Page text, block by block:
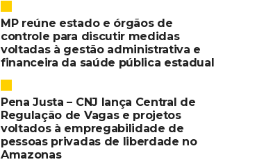
MP reúne estado e órgãos de
controle para discutir medidas
voltadas à gestão administrativa e
financeira da saúde pública estadual
Pena Justa – CNJ lança Central de
Regulação de Vagas e projetos
voltados à empregabilidade de
pessoas privadas de liberdade no
Amazonas